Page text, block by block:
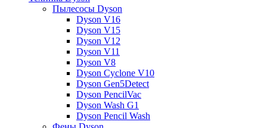
Пылесосы Dyson
Dyson V16
Dyson V15
Dyson V12
Dyson V11
Dyson V8
Dyson Cyclone V10
Dyson Gen5Detect
Dyson PencilVac
Dyson Wash G1
Dyson Pencil Wash